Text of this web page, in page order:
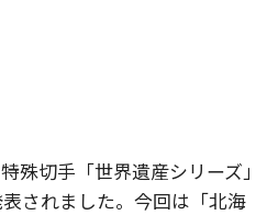
殊切手「世界遺産シリーズ」
されました。今回は「北海